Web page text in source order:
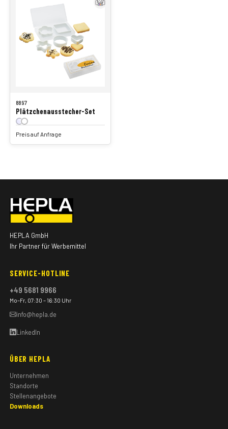
8897
Plätzchenausstecher-Set
Preis auf Anfrage
HEPLA GmbH
Ihr Partner für Werbemittel
SERVICE-HOTLINE
+49 5681 9966
Mo–Fr, 07:30 – 16:30 Uhr
info@hepla.de
LinkedIn
ÜBER HEPLA
Unternehmen
Standorte
Stellenangebote
Downloads